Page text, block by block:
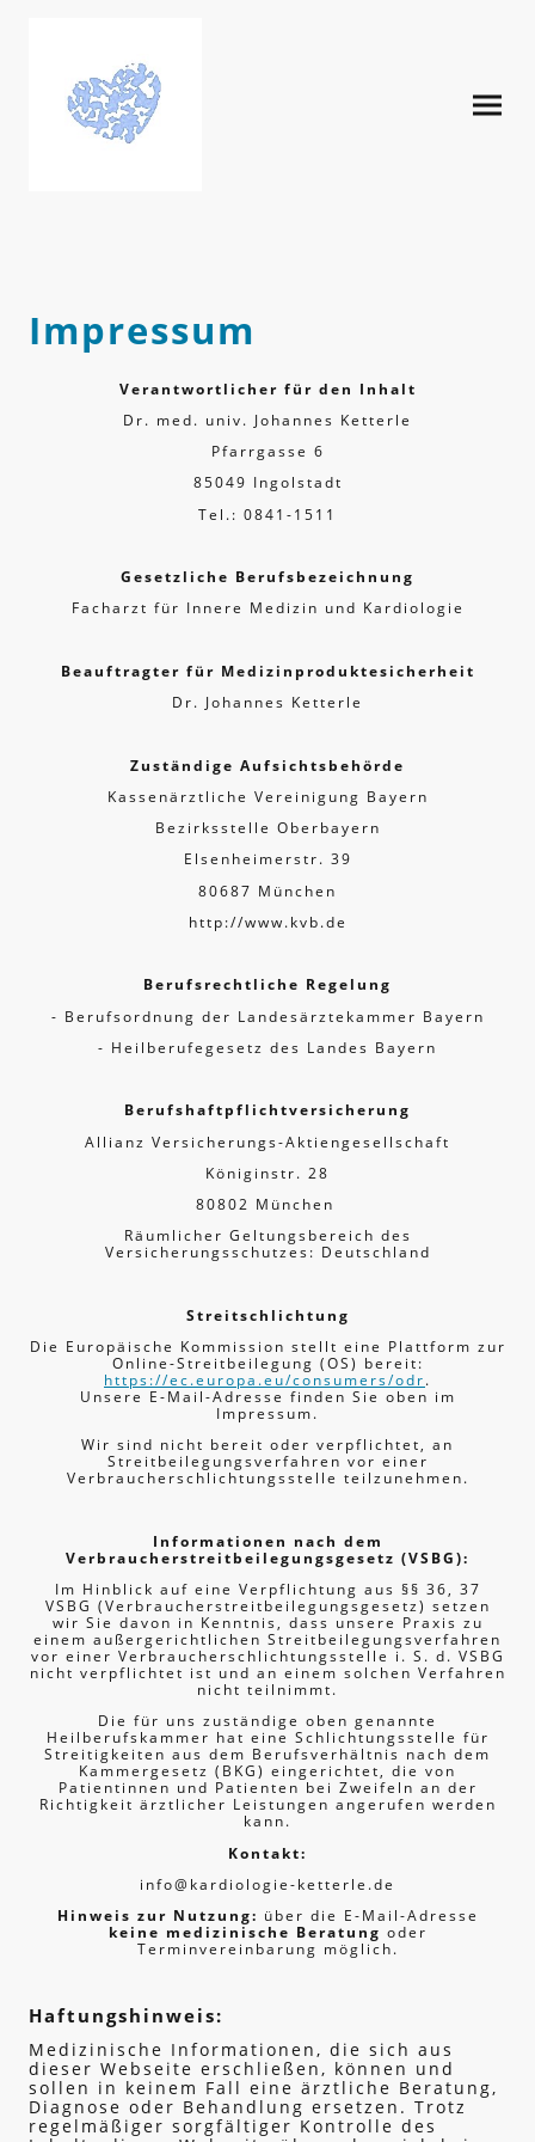
Impressum
Verantwortlicher für den Inhalt
Dr. med. univ. Johannes Ketterle
Pfarrgasse 6
85049 Ingolstadt
Tel.: 0841-1511
Gesetzliche Berufsbezeichnung
Facharzt für Innere Medizin und Kardiologie
Beauftragter für Medizinproduktesicherheit
Dr. Johannes Ketterle
Zuständige Aufsichtsbehörde
Kassenärztliche Vereinigung Bayern
Bezirksstelle Oberbayern
Elsenheimerstr. 39
80687 München
http://www.kvb.de
Berufsrechtliche Regelung
- Berufsordnung der Landesärztekammer Bayern
- Heilberufegesetz des Landes Bayern
Berufshaftpflichtversicherung
Allianz Versicherungs-Aktiengesellschaft
Königinstr. 28
80802 München
Räumlicher Geltungsbereich des
Versicherungsschutzes: Deutschland
Streitschlichtung
Die Europäische Kommission stellt eine Plattform zur
Online-Streitbeilegung (OS) bereit:
https://ec.europa.eu/consumers/odr.
Unsere E-Mail-Adresse finden Sie oben im
Impressum.
Wir sind nicht bereit oder verpflichtet, an
Streitbeilegungsverfahren vor einer
Verbraucherschlichtungsstelle teilzunehmen.
Informationen nach dem
Verbraucher­streit­beilegungs­gesetz (VSBG):
Im Hinblick auf eine Verpflichtung aus §§ 36, 37
VSBG (Verbraucherstreitbeilegungsgesetz) setzen
wir Sie davon in Kenntnis, dass unsere Praxis zu
einem außergerichtlichen Streitbeilegungsverfahren
vor einer Verbraucherschlichtungsstelle i. S. d. VSBG
nicht verpflichtet ist und an einem solchen Verfahren
nicht teilnimmt.
Die für uns zuständige oben genannte
Heilberufskammer hat eine Schlichtungsstelle für
Streitigkeiten aus dem Berufsverhältnis nach dem
Kammergesetz (BKG) eingerichtet, die von
Patientinnen und Patienten bei Zweifeln an der
Richtigkeit ärztlicher Leistungen angerufen werden
kann.
Kontakt:
info@kardiologie-ketterle.de
Hinweis zur Nutzung: über die E-Mail-Adresse
keine medizinische Beratung oder
Terminvereinbarung möglich.
Haftungshinweis:
Medizinische Informationen, die sich aus
dieser Webseite erschließen, können und
sollen in keinem Fall eine ärztliche Beratung,
Diagnose oder Behandlung ersetzen. Trotz
regelmäßiger sorgfältiger Kontrolle des